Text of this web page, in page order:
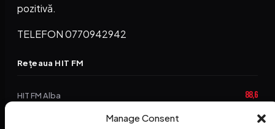
Manage Consent
pozitivă.
TELEFON 0770942942
Rețeaua HIT FM
HIT FM Alba 88,6
94,2